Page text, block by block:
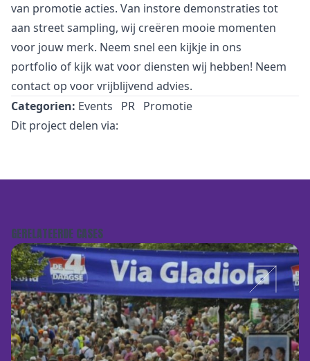
van promotie acties. Van instore demonstraties tot
aan street sampling, wij creëren mooie momenten
voor jouw merk. Neem snel een kijkje in ons
portfolio of kijk wat voor diensten wij hebben! Neem
contact op voor vrijblijvend advies.
Categorien: Events PR Promotie
Dit project delen via:
GERELATEERDE CASES